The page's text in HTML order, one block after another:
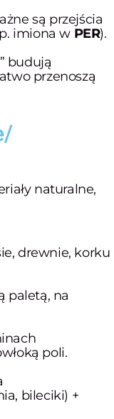
są przejścia
imiona w PER).
budują
przenoszą
naturalne,
drewnie, korku
paletą, na
poli.
bileciki) +